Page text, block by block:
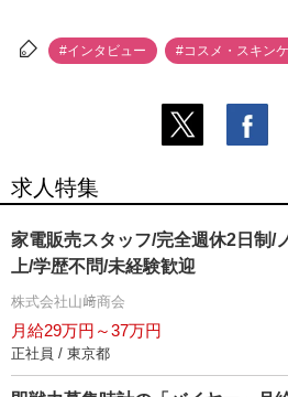
#インタビュー #コスメ・スキン
求人特集
家電販売スタッフ/完全週休2日制/
上/学歴不問/未経験歓迎
株式会社山﨑商会
月給29万円～37万円
正社員 / 東京都